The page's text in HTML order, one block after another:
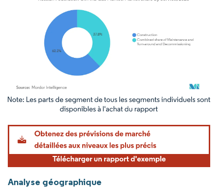
Image © Mordor Intelligence. La réutilisation nécessite une attribution sous CC BY
Analyse géographique